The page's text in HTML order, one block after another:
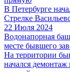
В Петербурге
Стрелке
22 Июля 2024
Водонапорная
месте бывшего
На территории
начался